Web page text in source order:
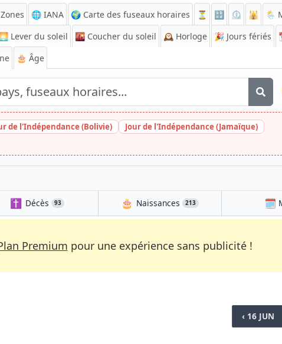
🌐 IANA 🌍 Carte des fuseaux horaires ⏳ 🔡 ⏲️ 🕌
🌦️
Lever du soleil 🌇 Coucher du soleil 🕰️ Horloge 🎉 Jours fériés
🎂 Âge
de l'Indépendance (Bolivie)
Jour de l'Indépendance (Jamaïque)
✝️ Décès 93 🎂 Naissances 213 🗓️
Premium pour une expérience sans publicité !
‹ 16 JUN